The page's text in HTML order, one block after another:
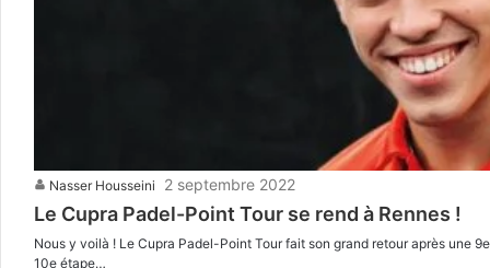
Nasser Housseini 2 septembre 2022
Le Cupra Padel-Point Tour se rend à Rennes !
Nous y voilà ! Le Cupra Padel-Point Tour fait son grand retour après une
10e étape…